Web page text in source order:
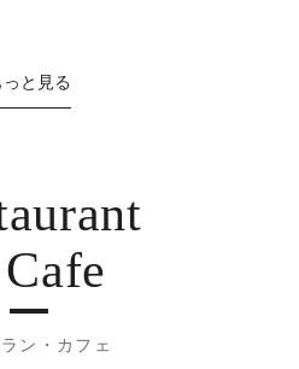
っと見る
ン・カフェ